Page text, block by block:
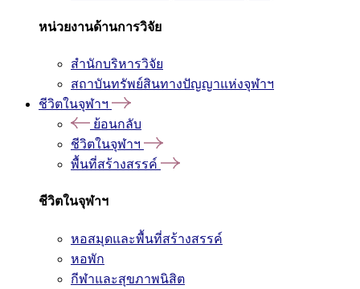
หน่วยงานด้านการวิจัย
สำนักบริหารวิจัย
สถาบันทรัพย์สินทางปัญญาแห่งจุฬาฯ
ชีวิตในจุฬาฯ
ย้อนกลับ
ชีวิตในจุฬาฯ
พื้นที่สร้างสรรค์
ชีวิตในจุฬาฯ
หอสมุดและพื้นที่สร้างสรรค์
หอพัก
กีฬาและสุขภาพนิสิต